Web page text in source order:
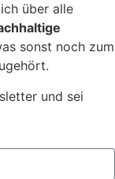
über alle
sonst noch zum
und sei